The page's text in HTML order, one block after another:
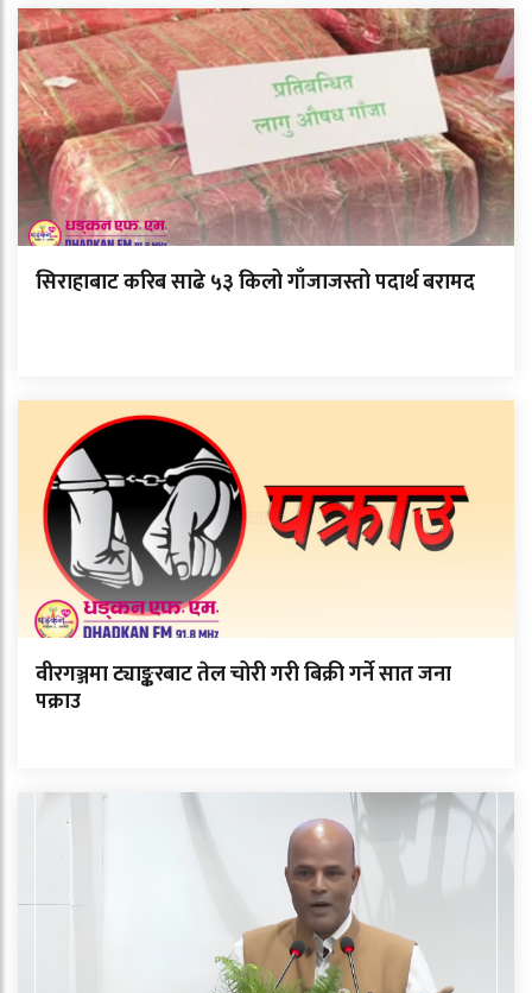
सिराहाबाट करिब साढे ५३ किलो गाँजाजस्तो पदार्थ बरामद
वीरगञ्जमा ट्याङ्करबाट तेल चोरी गरी बिक्री गर्ने सात जना
पक्राउ